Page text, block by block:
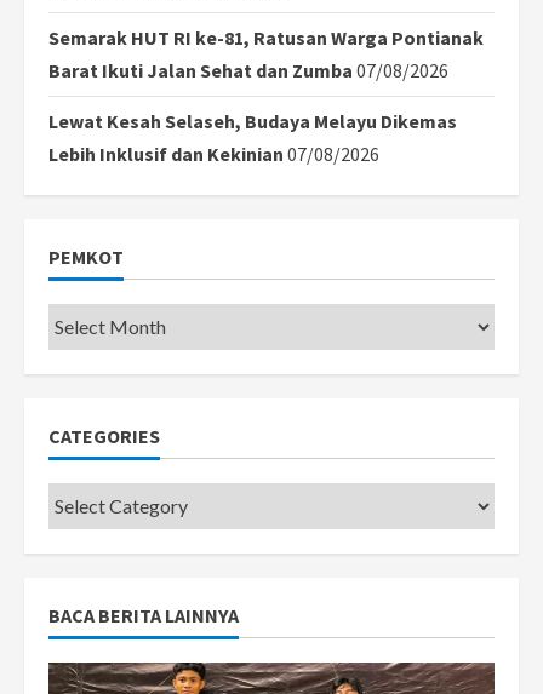
Semarak HUT RI ke-81, Ratusan Warga Pontianak
Barat Ikuti Jalan Sehat dan Zumba 07/08/2026
Lewat Kesah Selaseh, Budaya Melayu Dikemas
Lebih Inklusif dan Kekinian 07/08/2026
PEMKOT
Pemkot
CATEGORIES
Categories
BACA BERITA LAINNYA